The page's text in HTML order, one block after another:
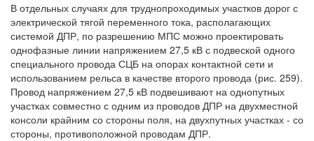
В отдельных случаях для труднопроходимых участков дорог с
электрической тягой переменного тока, располагающих
системой ДПР, по разрешению МПС можно проектировать
однофазные линии напряжением 27,5 кВ с подвеской одного
специального провода СЦБ на опорах контактной сети и
использованием рельса в качестве второго провода (рис. 259).
Провод напряжением 27,5 кВ подвешивают на однопутных
участках совместно с одним из проводов ДПР на двухместной
консоли крайним со стороны поля, на двухпутных участках - со
стороны, противоположной проводам ДПР.